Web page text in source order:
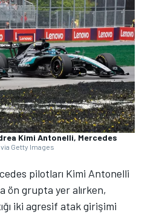
Kimi Antonelli, Mercedes
Getty Images
pilotları Kimi Antonelli
ön grupta yer alırken,
iki agresif atak girişimi